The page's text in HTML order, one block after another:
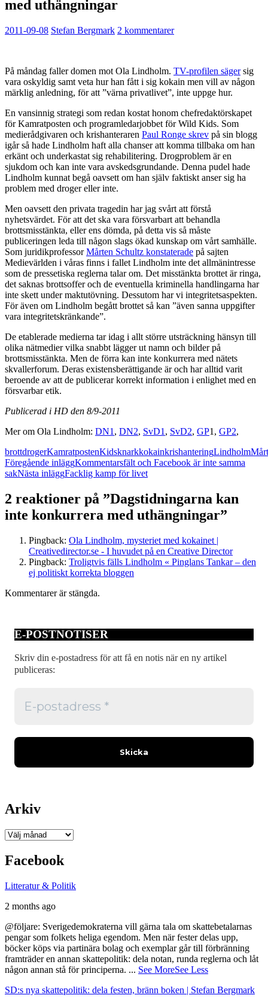
med uthängningar
2011-09-08 Stefan Bergmark 2 kommentarer
På måndag faller domen mot Ola Lindholm. TV-profilen sägersig
vara oskyldig samt veta hur han fått i sig kokain men vill av någon
märklig anledning, för att ”värna privatlivet”, inte uppge hur.
En vansinnig strategi som redan kostat honom chefredaktörskapet
för Kamratposten och programledarjobbet för Wild Kids. Som
medierådgivaren och krishanteraren Paul Ronge skrev på sin blogg
igår så hade Lindholm haft alla chanser att komma tillbaka om han
erkänt och underkastat sig rehabilitering. Drogproblem är en
sjukdom och kan inte vara avskedsgrundande. Denna pudel hade
Lindholm kunnat begå oavsett om han själv faktiskt anser sig ha
problem med droger eller inte.
Men oavsett den privata tragedin har jag svårt att förstå
nyhetsvärdet. För att det ska vara försvarbart att behandla
brottsmisstänkta, eller ens dömda, på detta vis så måste
publiceringen leda till någon slags ökad kunskap om vårt samhälle.
Som juridikprofessorMårten Schultz konstaterade på sajten
Medievärlden i våras finns i fallet Lindholm inte det allmänintresse
som de pressetiska reglerna talar om. Det misstänkta brottet är ringa,
det saknas brottsoffer och de eventuella kriminella handlingarna har
inte skett under maktutövning. Dessutom har vi integritetsaspekten.
För även om Lindholm begått brottet så kan ”även sanna uppgifter
vara integritetskränkande”.
De etablerade medierna tar idag i allt större utsträckning hänsyn till
olika nätmedier vilka snabbt lägger ut namn och bilder på
brottsmisstänkta. Men de förra kan inte konkurrera med nätets
skvallerforum. Deras existensberättigande är och har alltid varit
beroende av att de publicerar korrekt information i enlighet med en
försvarbar etik.
Publicerad i HD den 8/9-2011
Mer om Ola Lindholm: DN1 , DN2, SvD1 , SvD2, GP1, GP2,
brottdrogerKamratpostenKidsknarkkokainkrishanteringLindholm
Inläggsnavigering
Föregående inläggKommentarsfält och Facebook är inte samma
sakNästa inläggFacklig kamp för livet
2 reaktioner på ”Dagstidningarna kan
inte konkurrera med uthängningar”
Pingback: Ola Lindholm, mysteriet med kokainet |
Creativedirector.se - I huvudet på en Creative Director
Pingback: Troligtvis fälls Lindholm « Pinglans Tankar – den
ej politiskt korrekta bloggen
Kommentarer är stängda.
E-POSTNOTISER
Skriv din e-postadress för att få en notis när en ny artikel
publiceras:
Arkiv
Arkiv
Facebook
Litteratur & Politik
2 months ago
@följare: Sverigedemokraterna vill gärna tala om skattebetalarnas
pengar som folkets heliga egendom. Men när fester delas upp,
böcker köps via partinära bolag och exemplar går till förbränning
framträder en annan skattepolitik: dela notan, runda reglerna och låt
någon annan stå för principerna. ... See MoreSee Less
SD:s nya skattepolitik: dela festen, bränn boken | Stefan Bergmark